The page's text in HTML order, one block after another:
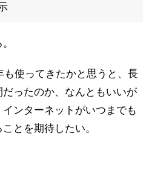
使ってきたかと思うと、長
ったのか、なんともいいが
ンターネットがいつまでも
とを期待したい。